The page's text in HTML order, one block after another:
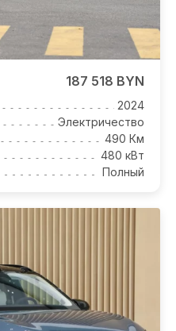
187 518 BYN
2024
Электричество
490 Км
480 кВт
Полный